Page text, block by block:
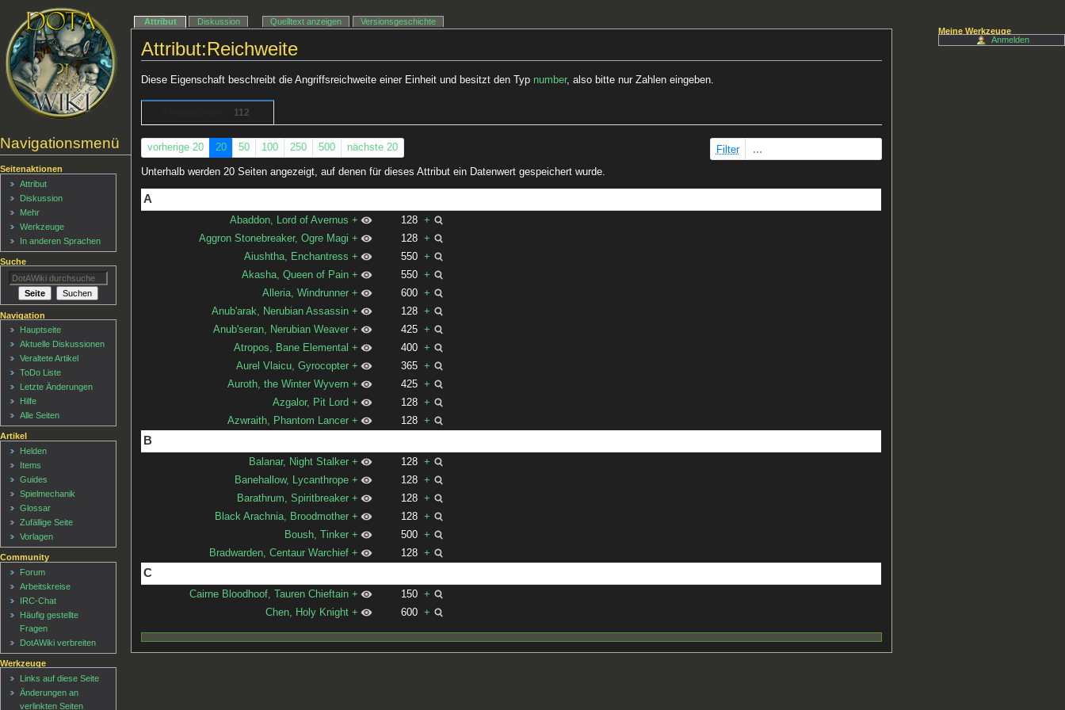
Attribut:Reichweite
Diese Eigenschaft beschreibt die Angriffsreichweite einer Einheit und besitzt den Typ number, also bitte nur Zahlen eingeben.
112
vorherige 20 20 50 100 250 500 nächste 20 Filter
Unterhalb werden 20 Seiten angezeigt, auf denen für dieses Attribut ein Datenwert gespeichert wurde.
A
Abaddon, Lord of Avernus + 128+
Aggron Stonebreaker, Ogre Magi + 128+
Aiushtha, Enchantress + 550+
Akasha, Queen of Pain + 550+
Alleria, Windrunner + 600+
Anub'arak, Nerubian Assassin + 128+
Anub'seran, Nerubian Weaver + 425+
Atropos, Bane Elemental + 400+
Aurel Vlaicu, Gyrocopter + 365+
Auroth, the Winter Wyvern + 425+
Azgalor, Pit Lord + 128+
Azwraith, Phantom Lancer + 128+
B
Balanar, Night Stalker + 128+
Banehallow, Lycanthrope + 128+
Barathrum, Spiritbreaker + 128+
Black Arachnia, Broodmother + 128+
Boush, Tinker + 500+
Bradwarden, Centaur Warchief + 128+
C
Cairne Bloodhoof, Tauren Chieftain + 150+
Chen, Holy Knight + 600+
Navigationsmenü
Attribut Diskussion Quelltext anzeigen Versionsgeschichte
Seitenaktionen
Attribut
Diskussion
Mehr
Werkzeuge
In anderen Sprachen
Meine Werkzeuge
Anmelden
Suche
Navigation
Hauptseite
Aktuelle Diskussionen
Veraltete Artikel
ToDo Liste
Letzte Änderungen
Hilfe
Alle Seiten
Artikel
Helden
Items
Guides
Spielmechanik
Glossar
Zufällige Seite
Vorlagen
Community
Forum
Arbeitskreise
IRC-Chat
Häufig gestellte
Fragen
DotAWiki verbreiten
Werkzeuge
Links auf diese Seite
Änderungen an
verlinkten Seiten